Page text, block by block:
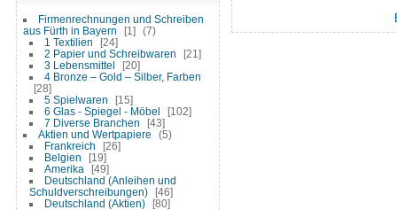
Firmenrechnungen und Schreiben
aus Fürth in Bayern
1
7
1 Textilien
24
2 Papier und Schreibwaren
21
3 Lebensmittel
20
4 Bronze – Gold – Silber, Farben
28
5 Spielwaren
15
6 Glas - Spiegel - Möbel
102
7 Diverse Branchen
43
Aktien und Wertpapiere
5
Frankreich
26
Belgien
19
Amerika
49
Deutschland (Anleihen und
Schuldverschreibungen)
46
Deutschland (Aktien)
80